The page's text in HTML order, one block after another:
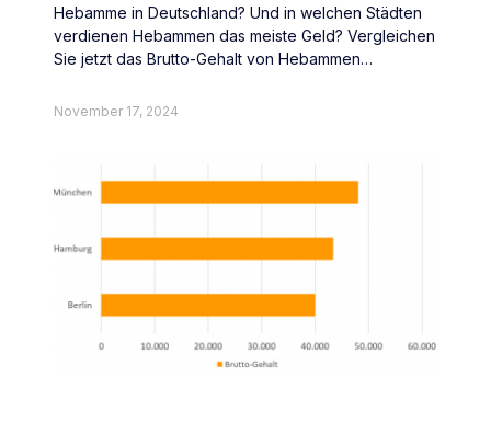
Hebamme in Deutschland? Und in welchen Städten
verdienen Hebammen das meiste Geld? Vergleichen
Sie jetzt das Brutto-Gehalt von Hebammen
November 17, 2024